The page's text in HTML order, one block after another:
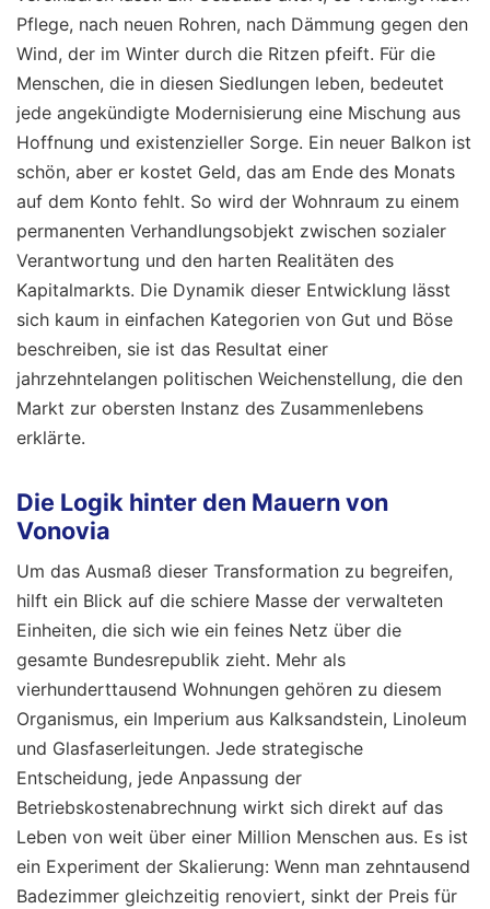
Pflege, nach neuen Rohren, nach Dämmung gegen den
Wind, der im Winter durch die Ritzen pfeift. Für die
Menschen, die in diesen Siedlungen leben, bedeutet
jede angekündigte Modernisierung eine Mischung aus
Hoffnung und existenzieller Sorge. Ein neuer Balkon ist
schön, aber er kostet Geld, das am Ende des Monats
auf dem Konto fehlt. So wird der Wohnraum zu einem
permanenten Verhandlungsobjekt zwischen sozialer
Verantwortung und den harten Realitäten des
Kapitalmarkts. Die Dynamik dieser Entwicklung lässt
sich kaum in einfachen Kategorien von Gut und Böse
beschreiben, sie ist das Resultat einer
jahrzehntelangen politischen Weichenstellung, die den
Markt zur obersten Instanz des Zusammenlebens
erklärte.
Die Logik hinter den Mauern von
Vonovia
Um das Ausmaß dieser Transformation zu begreifen,
hilft ein Blick auf die schiere Masse der verwalteten
Einheiten, die sich wie ein feines Netz über die
gesamte Bundesrepublik zieht. Mehr als
vierhunderttausend Wohnungen gehören zu diesem
Organismus, ein Imperium aus Kalksandstein, Linoleum
und Glasfaserleitungen. Jede strategische
Entscheidung, jede Anpassung der
Betriebskostenabrechnung wirkt sich direkt auf das
Leben von weit über einer Million Menschen aus. Es ist
ein Experiment der Skalierung: Wenn man zehntausend
Badezimmer gleichzeitig renoviert, sinkt der Preis für